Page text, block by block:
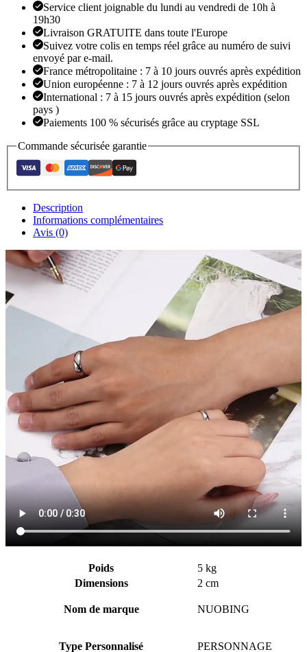
bagues
cœur
inoxydable,
ajustement
confortable
Service client joignable du lundi au vendredi de 10h à
19h30
Livraison GRATUITE dans toute l'Europe
Suivez votre colis en temps réel grâce au numéro de suivi
envoyé par e-mail.
France métropolitaine : 7 à 10 jours ouvrés après expédition
Union européenne : 7 à 12 jours ouvrés après expédition
International : 7 à 15 jours ouvrés après expédition (selon
pays )
Paiements 100 % sécurisés grâce au cryptage SSL
Commande sécurisée garantie
Description
Informations complémentaires
Avis (0)
Poids
5 kg
Dimensions
2 cm
Nom de marque NUOBING
Type Personnalisé PERSONNAGE